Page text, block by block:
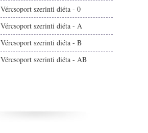
Vércsoport szerinti diéta - 0
Vércsoport szerinti diéta - A
Vércsoport szerinti diéta - B
Vércsoport szerinti diéta - AB